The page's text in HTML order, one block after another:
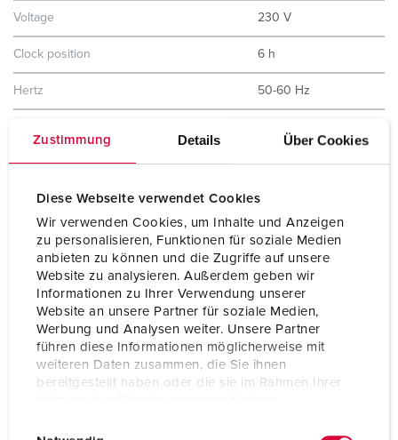
Zustimmung Details Über Cookies
Diese Webseite verwendet Cookies
Wir verwenden Cookies, um Inhalte und Anzeigen
zu personalisieren, Funktionen für soziale Medien
anbieten zu können und die Zugriffe auf unsere
Website zu analysieren. Außerdem geben wir
Informationen zu Ihrer Verwendung unserer
Website an unsere Partner für soziale Medien,
Werbung und Analysen weiter. Unsere Partner
führen diese Informationen möglicherweise mit
weiteren Daten zusammen, die Sie ihnen
bereitgestellt haben oder die sie im Rahmen Ihrer
Voltage 230 V
Clock position 6 h
Hertz 50-60 Hz
Shutter No
Weight 364 g
Certifications
EAC
CQC